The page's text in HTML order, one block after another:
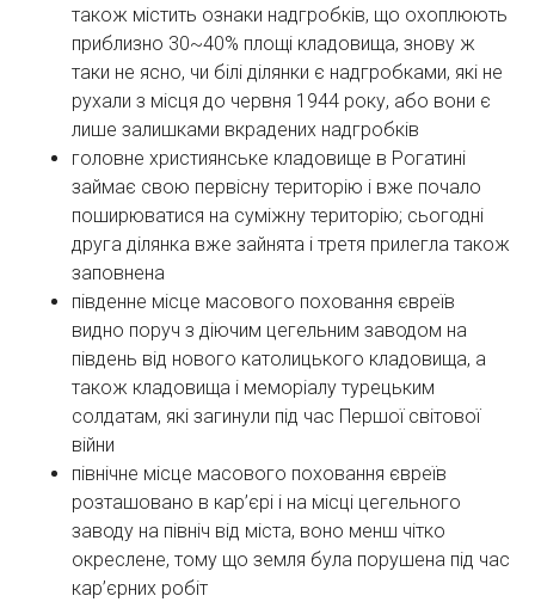
також містить ознаки надгробків, що охоплюють
приблизно 30~40% площі кладовища, знову ж
таки не ясно, чи білі ділянки є надгробками, які не
рухали з місця до червня 1944 року, або вони є
лише залишками вкрадених надгробків
головне християнське кладовище в Рогатині
займає свою первісну територію і вже почало
поширюватися на суміжну територію; сьогодні
друга ділянка вже зайнята і третя прилегла також
заповнена
південне місце масового поховання євреїв
видно поруч з діючим цегельним заводом на
південь від нового католицького кладовища, а
також кладовища і меморіалу турецьким
солдатам, які загинули під час Першої світової
війни
північне місце масового поховання євреїв
розташовано в кар’єрі і на місці цегельного
заводу на північ від міста, воно менш чітко
окреслене, тому що земля була порушена під час
кар’єрних робіт